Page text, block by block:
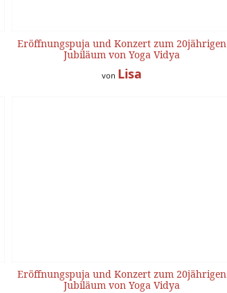
Eröffnungspuja und Konzert zum 20jährigen
Jubiläum von Yoga Vidya
von Lisa
Eröffnungspuja und Konzert zum 20jährigen
Jubiläum von Yoga Vidya